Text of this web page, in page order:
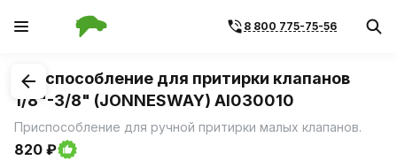
8 800 775-75-56
1/1
Приспособление для притирки клапанов
1/8"-3/8" (JONNESWAY) AI030010
Приспособление для ручной притирки малых клапанов.
820 ₽